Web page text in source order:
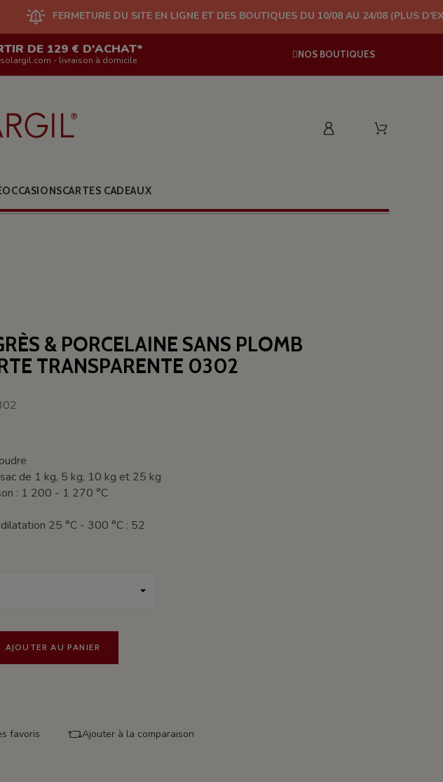
DU SITE EN LIGNE ET DES BOUTIQUES DU 10/08 AU 24/08 (PLUS D'EXPÉDITION À
DE 129 € D'ACHAT*
- livraison à domicile
NOS BOUTIQUES
OCCASIONSCARTES CADEAUX
& PORCELAINE SANS PLOMB
TRANSPARENTE 0302
de 1 kg, 5 kg, 10 kg et 25 kg
: 1 200 - 1 270 °C
25 °C - 300 °C : 52
AJOUTER AU PANIER
favoris Ajouter à la comparaison